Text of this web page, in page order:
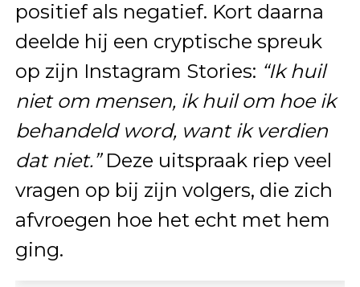
positief als negatief. Kort daarna
deelde hij een cryptische spreuk
op zijn Instagram Stories: “Ik huil
niet om mensen, ik huil om hoe ik
behandeld word, want ik verdien
dat niet.”Deze uitspraak riep veel
vragen op bij zijn volgers, die zich
afvroegen hoe het echt met hem
ging.